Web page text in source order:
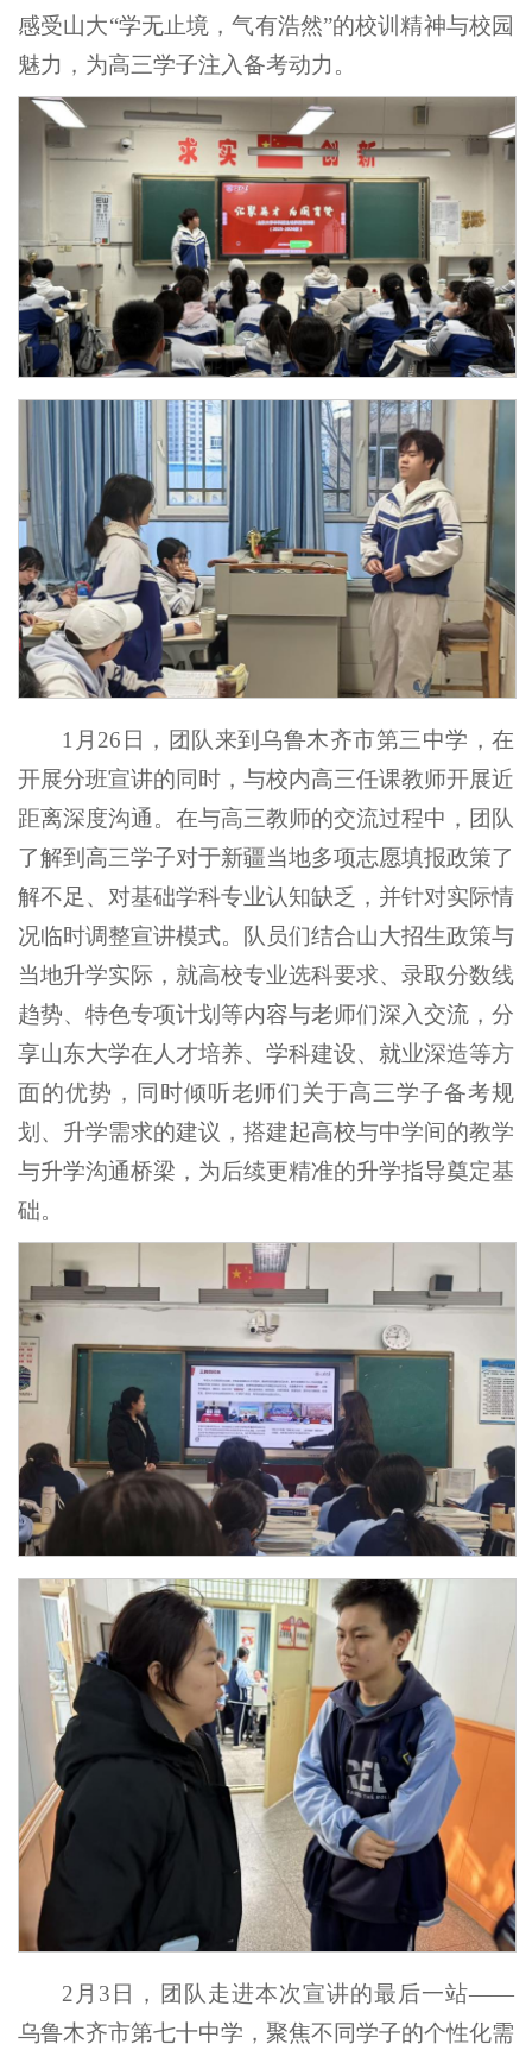
感受山大“学无止境，气有浩然”的校训精神与校园
魅力，为高三学子注入备考动力。
1月26日，团队来到乌鲁木齐市第三中学，在
开展分班宣讲的同时，与校内高三任课教师开展近
距离深度沟通。在与高三教师的交流过程中，团队
了解到高三学子对于新疆当地多项志愿填报政策了
解不足、对基础学科专业认知缺乏，并针对实际情
况临时调整宣讲模式。队员们结合山大招生政策与
当地升学实际，就高校专业选科要求、录取分数线
趋势、特色专项计划等内容与老师们深入交流，分
享山东大学在人才培养、学科建设、就业深造等方
面的优势，同时倾听老师们关于高三学子备考规
划、升学需求的建议，搭建起高校与中学间的教学
与升学沟通桥梁，为后续更精准的升学指导奠定基
础。
2月3日，团队走进本次宣讲的最后一站——
乌鲁木齐市第七十中学，聚焦不同学子的个性化需